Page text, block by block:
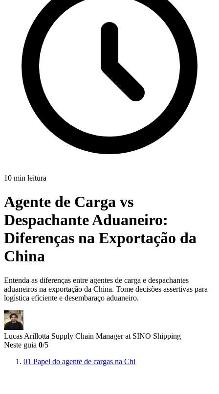
10 min leitura
Agente de Carga vs
Despachante Aduaneiro:
Diferenças na Exportação da
China
Entenda as diferenças entre agentes de carga e despachantes
aduaneiros na exportação da China. Tome decisões assertivas para
logística eficiente e desembaraço aduaneiro.
Lucas Arillotta Supply Chain Manager at SINO Shipping
Neste guia 0/5
01 Papel do agente de cargas na Chi